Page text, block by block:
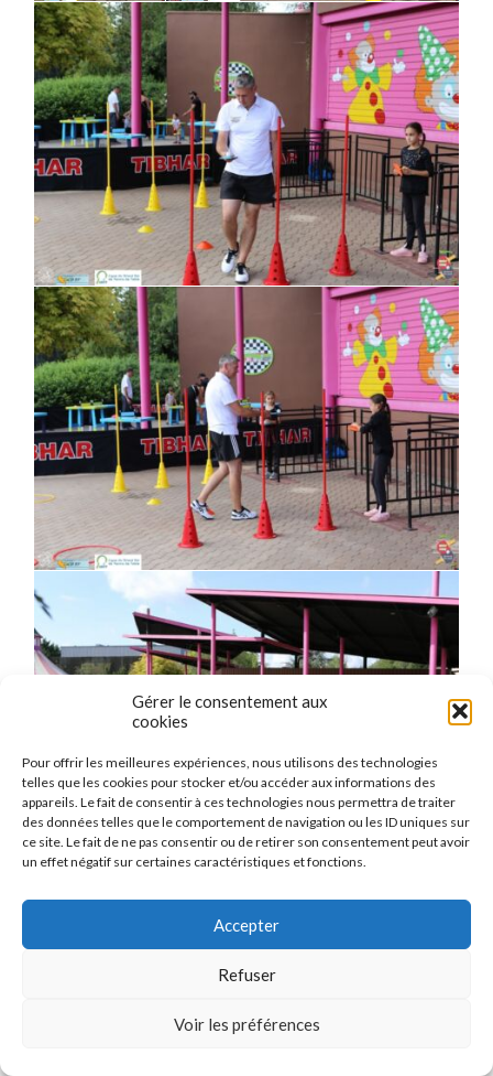
Gérer le consentement aux
cookies
Pour offrir les meilleures expériences, nous utilisons des technologies
telles que les cookies pour stocker et/ou accéder aux informations des
appareils. Le fait de consentir à ces technologies nous permettra de traiter
des données telles que le comportement de navigation ou les ID uniques sur
ce site. Le fait de ne pas consentir ou de retirer son consentement peut avoir
un effet négatif sur certaines caractéristiques et fonctions.
Accepter
Refuser
Voir les préférences